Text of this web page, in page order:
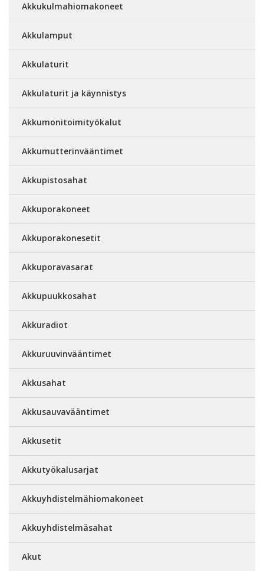
Akkukulmahiomakoneet
Akkulamput
Akkulaturit
Akkulaturit ja käynnistys
Akkumonitoimityökalut
Akkumutterinvääntimet
Akkupistosahat
Akkuporakoneet
Akkuporakonesetit
Akkuporavasarat
Akkupuukkosahat
Akkuradiot
Akkuruuvinvääntimet
Akkusahat
Akkusauvavääntimet
Akkusetit
Akkutyökalusarjat
Akkuyhdistelmähiomakoneet
Akkuyhdistelmäsahat
Akut